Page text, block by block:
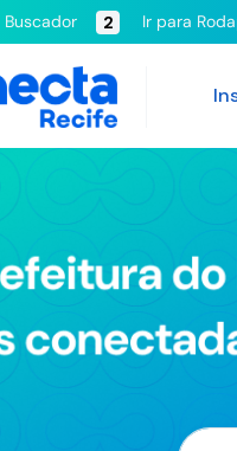
Buscador 2 Ir para